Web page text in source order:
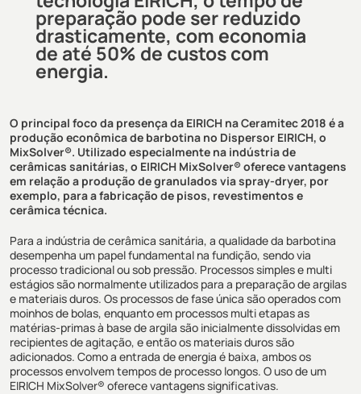
preparação pode ser reduzido
drasticamente, com economia
de até 50% de custos com
energia.
O principal foco da presença da EIRICH naCeramitec 2018 é a
produção econômica de barbotina no Dispersor EIRICH, o
MixSolver®. Utilizado especialmente na indústria de
cerâmicas sanitárias, o EIRICH MixSolver® oferece vantagens
em relação a produção de granulados via spray-dryer, por
exemplo, para a fabricação de pisos, revestimentos e
cerâmica técnica.
Para a indústria de cerâmica sanitária, a qualidade da barbotina
desempenha um papel fundamental na fundição, sendo via
processo tradicional ou sob pressão. Processos simples e multi
estágios são normalmente utilizados para a preparação de argilas
e materiais duros. Os processos de fase única são operados com
moinhos de bolas, enquanto em processos multi etapas as
matérias-primas à base de argila são inicialmente dissolvidas em
recipientes de agitação, e então os materiais duros são
adicionados. Como a entrada de energia é baixa, ambos os
processos envolvem tempos de processo longos. O uso de um
EIRICH MixSolver® oferece vantagens significativas.